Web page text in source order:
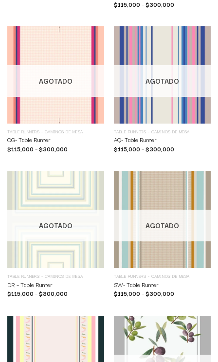
$115,000 –$300,000
AGOTADO
TABLE RUNNERS - CAMINOS DE MESA
CG- Table Runner
$115,000 –$300,000
AGOTADO
TABLE RUNNERS - CAMINOS DE MESA
AQ- Table Runner
$115,000 –$300,000
AGOTADO
TABLE RUNNERS - CAMINOS DE MESA
DR – Table Runner
$115,000 –$300,000
AGOTADO
TABLE RUNNERS - CAMINOS DE MESA
SW- Table Runner
$115,000 –$300,000